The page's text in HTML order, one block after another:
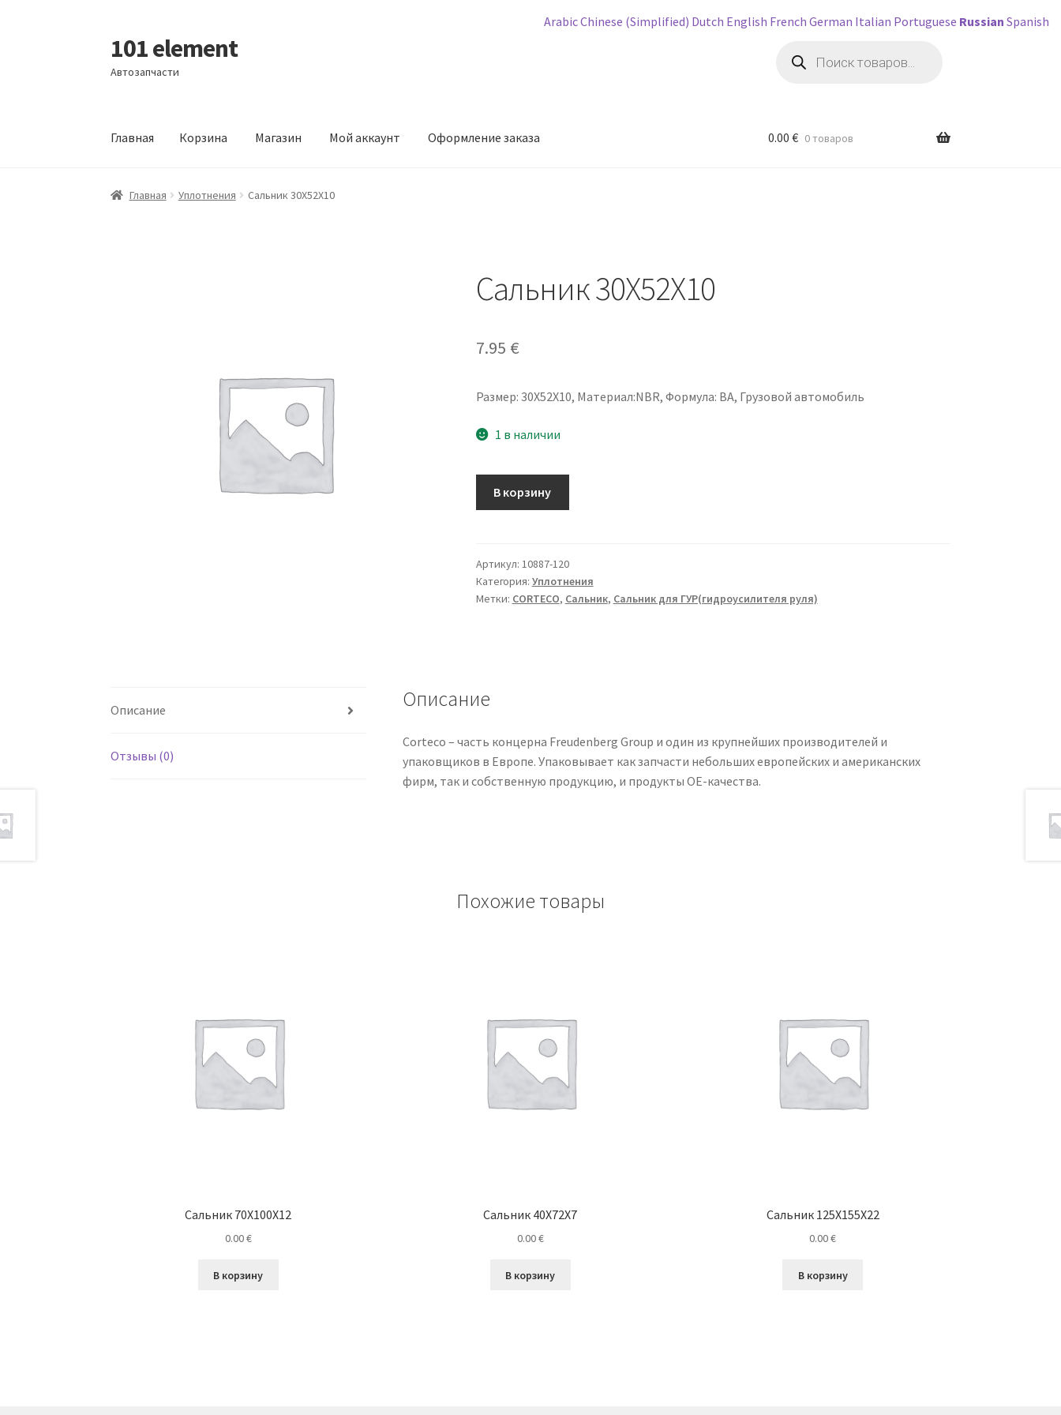
Перейти
к
навигации
Перейти
к
содержимому
101 element
Автозапчасти
товаров
Главная Корзина Магазин Мой аккаунт Оформление заказа
Главная Корзина Магазин Мой аккаунт Оформление заказа
0.00 € 0 товаров
Главная Уплотнения Сальник 30X52X10
Сальник 30X52X10
7.95 €
Размер: 30X52X10, Материал:NBR, Формула: BA, Грузовой автомобиль
1 в наличии
В корзину
Артикул: 10887-120
Категория: Уплотнения
Метки: CORTECO, Сальник, Сальник для ГУР(гидроусилителя руля)
Описание
Отзывы (0)
Описание
Corteco – часть концерна Freudenberg Group и один из крупнейших производителей и
упаковщиков в Европе. Упаковывает как запчасти небольших европейских и американских
фирм, так и собственную продукцию, и продукты OE-качества.
Похожие товары
Сальник 70X100X12
0.00€
В корзину
Сальник 40X72X7
0.00€
В корзину
Сальник 125X155X22
0.00€
В корзину
ArabicChinese (Simplified) Dutch English French German Italian Portuguese Russian Spanish